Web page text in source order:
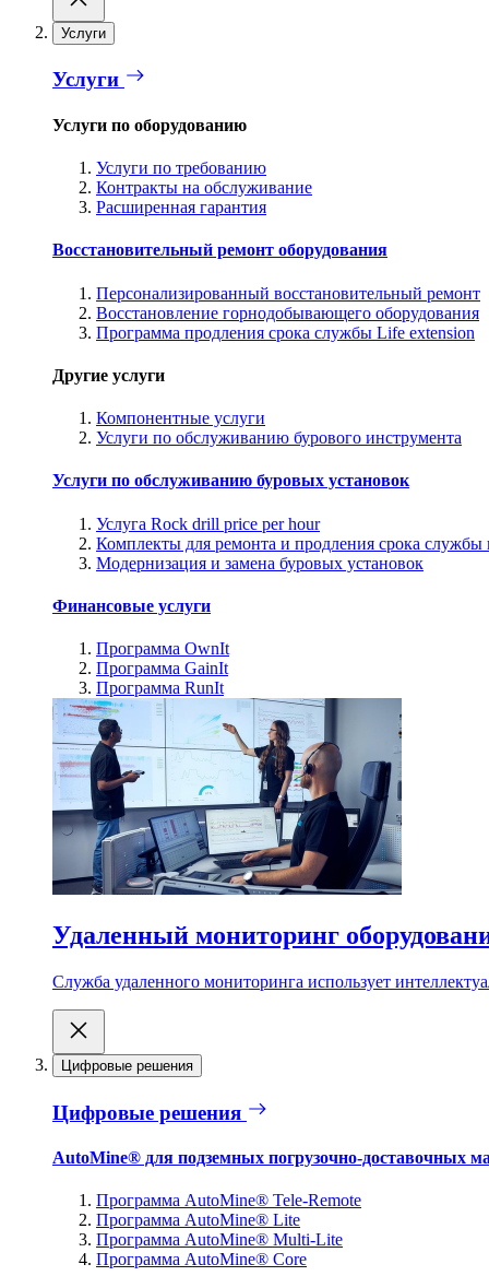
Услуги
Услуги
Услуги по оборудованию
Услуги по требованию
Контракты на обслуживание
Расширенная гарантия
Восстановительный ремонт оборудования
Персонализированный восстановительный ремонт
Восстановление горнодобывающего оборудования
Программа продления срока службы Life extension
Другие услуги
Компонентные услуги
Услуги по обслуживанию бурового инструмента
Услуги по обслуживанию буровых установок
Услуга Rock drill price per hour
Комплекты для ремонта и продления срока службы
Модернизация и замена буровых установок
Финансовые услуги
Программа OwnIt
Программа GainIt
Программа RunIt
Удаленный мониторинг
Служба удаленного мониторинга использует
Цифровые решения
Цифровые решения
AutoMine® для подземных погрузочно-доставочных
Программа AutoMine® Tele-Remote
Программа AutoMine® Lite
Программа AutoMine® Multi-Lite
Программа AutoMine® Core